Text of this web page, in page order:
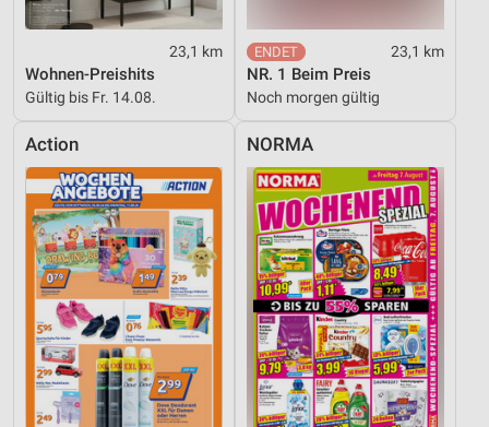
23,1 km
Wohnen-Preishits
Gültig bis Fr. 14.08.
23,1 km
NR. 1 Beim Preis
Noch morgen gültig
Action NORMA